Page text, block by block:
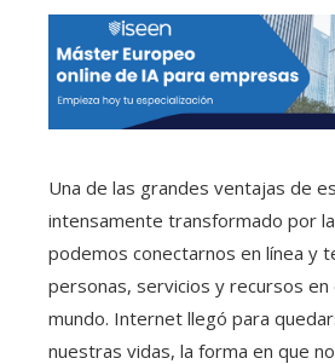
Una de las grandes ventajas de
intensamente transformado por
podemos conectarnos en línea y
personas, servicios y recursos
mundo. Internet llegó para
nuestras vidas, la forma en que